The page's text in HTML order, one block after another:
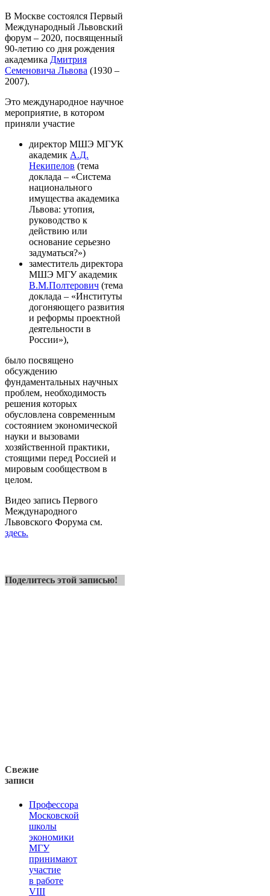
В Москве состоялся Первый
Международный Львовский
форум – 2020, посвященный
90-летию со дня рождения
академика Дмитрия
Семеновича Львова (1930 –
2007).
Это международное научное
мероприятие, в котором
приняли участие
директор МШЭ МГУК
академик А.Д.
Некипелов (тема
доклада – «Система
национального
имущества академика
Львова: утопия,
руководство к
действию или
основание серьезно
задуматься?»)
заместитель директора
МШЭ МГУ академик
В.М.Полтерович (тема
доклада – «Институты
догоняющего развития
и реформы проектной
деятельности в
России»),
было посвящено
обсуждению
фундаментальных научных
проблем, необходимость
решения которых
обусловлена современным
состоянием экономической
науки и вызовами
хозяйственной практики,
стоящими перед Россией и
мировым сообществом в
целом.
Видео запись Первого
Международного
Львовского Форума см.
здесь.
Поделитесь этой записью!
Свежие
записи
Профессора
Московской
школы
экономики
МГУ
принимают
участие
в работе
VIII